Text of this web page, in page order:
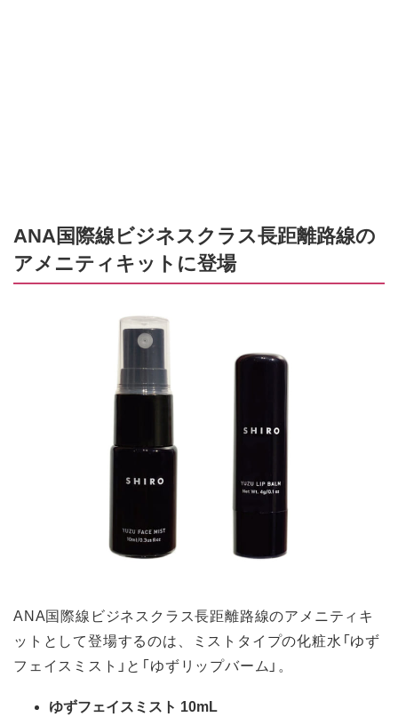
ANA国際線ビジネスクラス長距離路線の
アメニティキットに登場
ANA国際線ビジネスクラス長距離路線のアメニティキ
ットとして登場するのは、ミストタイプの化粧水「ゆず
フェイスミスト」と「ゆずリップバーム」。
ゆずフェイスミスト 10mL